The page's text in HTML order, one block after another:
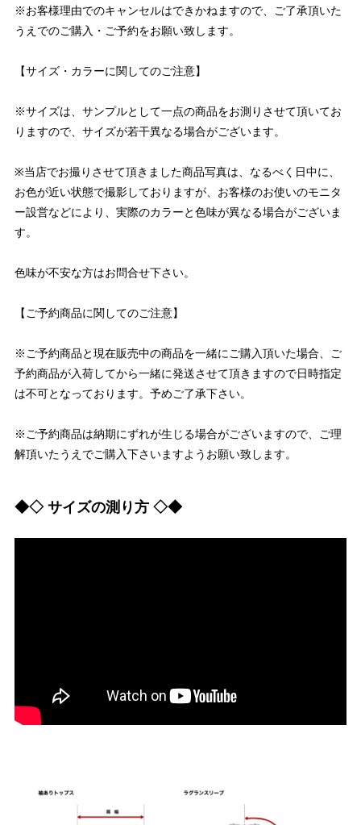
※お客様理由でのキャンセルはできかねますので、ご了承頂いた
うえでのご購入・ご予約をお願い致します。
【サイズ・カラーに関してのご注意】
※サイズは、サンプルとして一点の商品をお測りさせて頂いてお
りますので、サイズが若干異なる場合がございます。
※当店でお撮りさせて頂きました商品写真は、なるべく日中に、
お色が近い状態で撮影しておりますが、お客様のお使いのモニタ
ー設営などにより、実際のカラーと色味が異なる場合がございま
す。
色味が不安な方はお問合せ下さい。
【ご予約商品に関してのご注意】
※ご予約商品と現在販売中の商品を一緒にご購入頂いた場合、ご
予約商品が入荷してから一緒に発送させて頂きますので日時指定
は不可となっております。予めご了承下さい。
※ご予約商品は納期にずれが生じる場合がございますので、ご理
解頂いたうえでご購入下さいますようお願い致します。
◆◇ サイズの測り方 ◇◆